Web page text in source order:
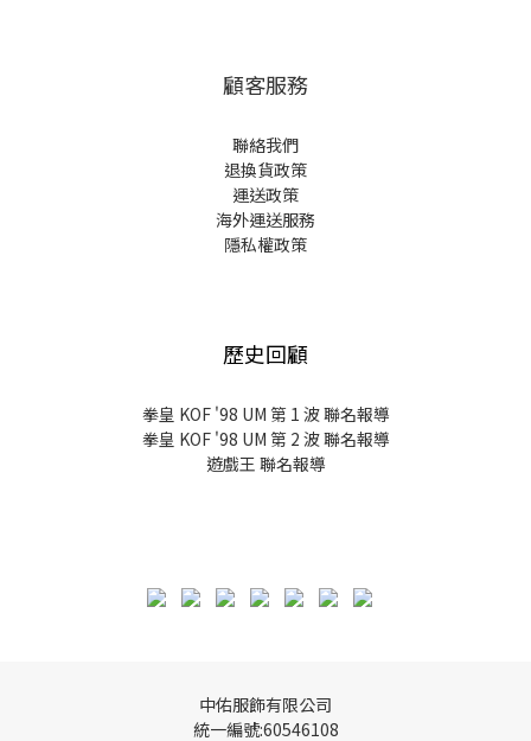
顧客服務
聯絡我們
退換貨政策
運送政策
海外運送服務
隱私權政策
歷史回顧
拳皇 KOF '98 UM 第 1 波 聯名報導
拳皇 KOF '98 UM 第 2 波 聯名報導
遊戲王 聯名報導
中佑服飾有限公司
統一編號:60546108